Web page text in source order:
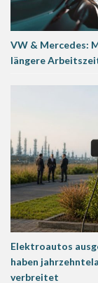
VW & Mercedes:
längere
Elektroautos
haben
verbreitet